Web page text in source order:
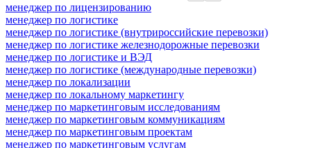
менеджер по лицензированию
менеджер по логистике
менеджер по логистике (внутрироссийские перевозки)
менеджер по логистике железнодорожные перевозки
менеджер по логистике и ВЭД
менеджер по логистике (международные перевозки)
менеджер по локализации
менеджер по локальному маркетингу
менеджер по маркетинговым исследованиям
менеджер по маркетинговым коммуникациям
менеджер по маркетинговым проектам
менеджер по маркетинговым услугам